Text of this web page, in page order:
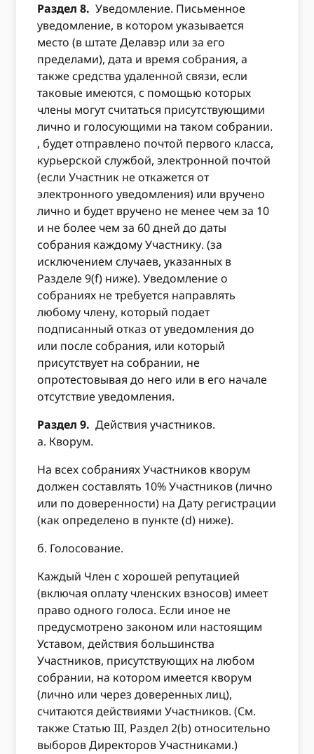
Раздел 8.Уведомление. Письменное
уведомление, в котором указывается
место (в штате Делавэр или за его
пределами), дата и время собрания, а
также средства удаленной связи, если
таковые имеются, с помощью которых
члены могут считаться присутствующими
лично и голосующими на таком собрании.
, будет отправлено почтой первого класса,
курьерской службой, электронной почтой
(если Участник не откажется от
электронного уведомления) или вручено
лично и будет вручено не менее чем за 10
и не более чем за 60 дней до даты
собрания каждому Участнику. (за
исключением случаев, указанных в
Разделе 9(f) ниже). Уведомление о
собраниях не требуется направлять
любому члену, который подает
подписанный отказ от уведомления до
или после собрания, или который
присутствует на собрании, не
опротестовывая до него или в его начале
отсутствие уведомления.
Раздел 9.Действия участников.
а. Кворум.
На всех собраниях Участников кворум
должен составлять 10% Участников (лично
или по доверенности) на Дату регистрации
(как определено в пункте (d) ниже).
б. Голосование.
Каждый Член с хорошей репутацией
(включая оплату членских взносов) имеет
право одного голоса. Если иное не
предусмотрено законом или настоящим
Уставом, действия большинства
Участников, присутствующих на любом
собрании, на котором имеется кворум
(лично или через доверенных лиц),
считаются действиями Участников. (См.
также Статью III, Раздел 2(b) относительно
выборов Директоров Участниками.)